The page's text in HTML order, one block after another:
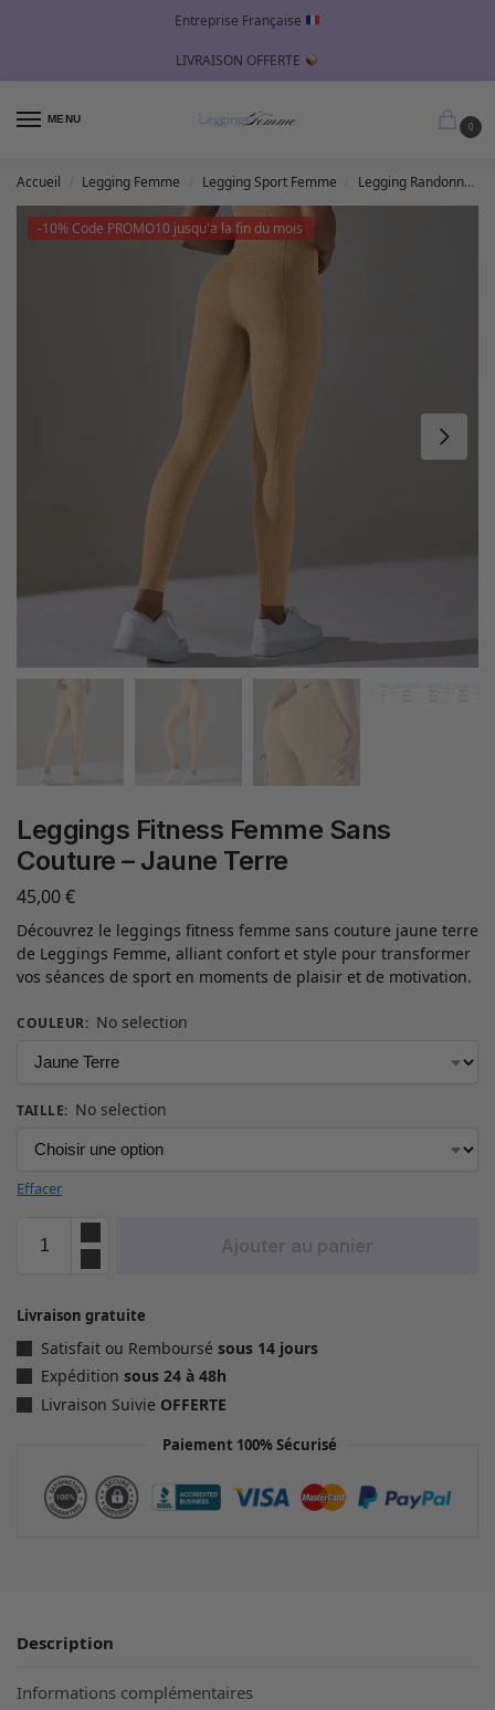
Entreprise Française
LIVRAISON OFFERTE
MENU
0
Accueil Legging Femme Legging Sport Femme Legging Randonnée Femme
-10% Code PROMO10 jusqu'a la fin du mois
Leggings Fitness Femme Sans
Couture – Jaune Terre
45,00€
Découvrez le leggings fitness femme sans couture jaune terre
de Leggings Femme, alliant confort et style pour transformer
vos séances de sport en moments de plaisir et de motivation.
COULEUR: No selection
TAILLE: No selection
Effacer
Ajouter au panier
Livraison gratuite
Satisfait ou Remboursé sous 14 jours
Expédition sous 24 à 48h
Livraison Suivie OFFERTE
Paiement 100% Sécurisé
Description
Informations complémentaires